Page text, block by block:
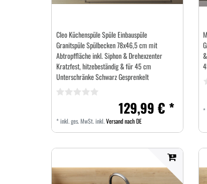
Cleo Küchenspüle Spüle Einbauspüle
Granitspüle Spülbecken 78x46,5 cm mit
Abtropffläche inkl. Siphon & Drehexzenter
Kratzfest, hitzebeständig & für 45 cm
Unterschränke Schwarz Gesprenkelt
129,99 € *
*inkl. ges. MwSt.inkl.Versand nach DE
*